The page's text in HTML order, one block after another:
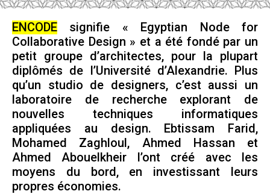
ENCODEsignifie « Egyptian Node for
Collaborative Design » et a été fondé par un
petit groupe d’architectes, pour la plupart
diplômés de l’Université d’Alexandrie. Plus
qu’un studio de designers, c’est aussi un
laboratoire de recherche explorant de
nouvelles techniques informatiques
appliquées au design. Ebtissam Farid,
Mohamed Zaghloul, Ahmed Hassan et
Ahmed Abouelkheir l’ont créé avec les
moyens du bord, en investissant leurs
propres économies.